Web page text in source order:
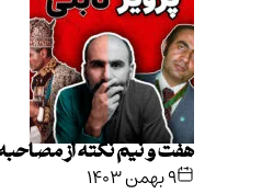
هفت و نیم نکته از
۹ بهمن ۱۴۰۳